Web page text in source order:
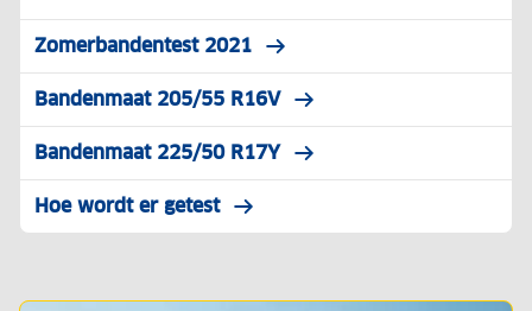
Zomerbandentest 2021
Bandenmaat 205/55 R16V
Bandenmaat 225/50 R17Y
Hoe wordt er getest